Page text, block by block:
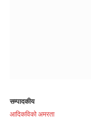
सम्पादकीय
आदिकविको अमरता